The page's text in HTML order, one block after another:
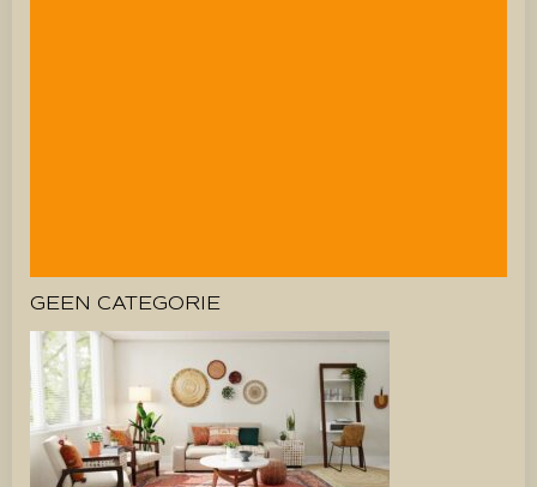
GEEN CATEGORIE